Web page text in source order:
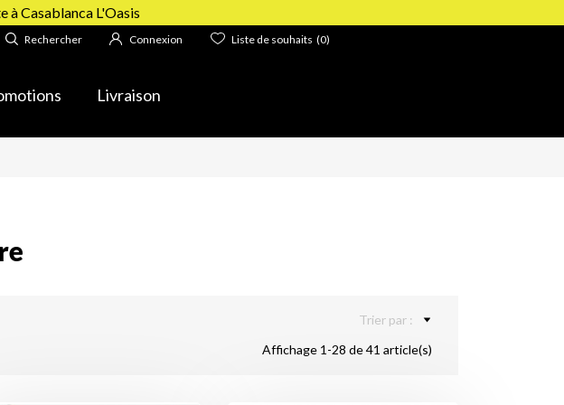
à Casablanca L'Oasis
Rechercher Connexion Liste de souhaits (0)
Livraison
Trier par :
Affichage 1-28 de 41 article(s)